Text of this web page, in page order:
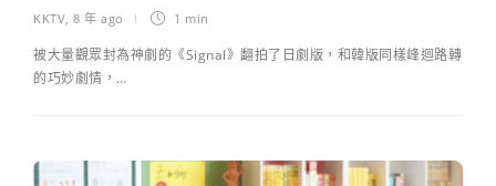
KKTV 8 年 ago 1 min
被大量觀眾封為神劇的《Signal》翻拍了日劇版，和韓版同樣峰迴路轉
的巧妙劇情，…